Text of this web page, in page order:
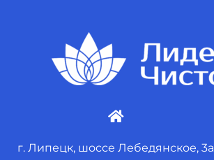
г. Липецк, шоссе Лебедянское, 3а